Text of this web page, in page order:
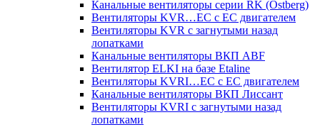
Канальные вентиляторы серии RK (Ostberg)
Вентиляторы KVR…EC с EC двигателем
Вентиляторы KVR с загнутыми назад
лопатками
Канальные вентиляторы ВКП ABF
Вентилятор ELKI на базе Etaline
Вентиляторы KVRI…EC c EC двигателем
Канальные вентиляторы ВКП Лиссант
Вентиляторы KVRI с загнутыми назад
лопатками